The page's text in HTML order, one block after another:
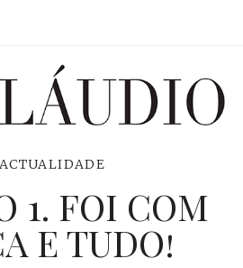
ACTUALIDADE
1. FOI COM
E TUDO!